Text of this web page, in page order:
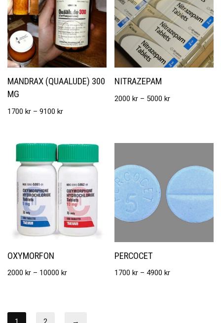
MANDRAX (QUAALUDE) 300
MG
1700 kr – 9100 kr
NITRAZEPAM
2000kr – 5000kr
OXYMORFON
2000 kr – 10000 kr
PERCOCET
1700kr – 4900kr